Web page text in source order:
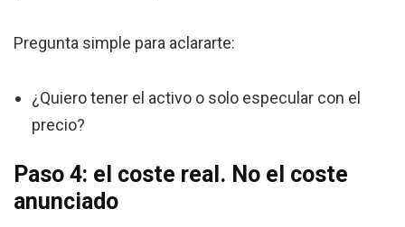
Pregunta simple para aclararte:
¿Quiero tener el activo o solo especular con el
precio?
Paso 4: el coste real. No el coste
anunciado